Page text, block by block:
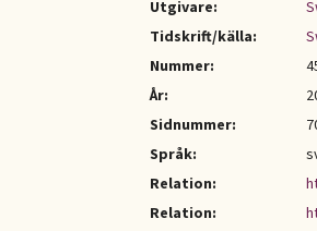
Utgivare:
Tidskrift/källa:
Nummer:
År:
Sidnummer:
Språk:
Relation:
Relation: